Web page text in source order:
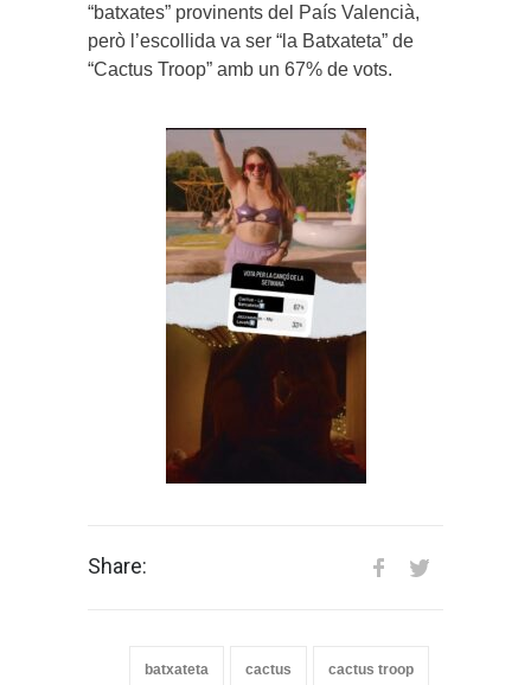
“batxates” provinents del País Valencià,
però l’escollida va ser “la Batxateta” de
“Cactus Troop” amb un 67% de vots.
Share:
batxateta cactus cactus troop